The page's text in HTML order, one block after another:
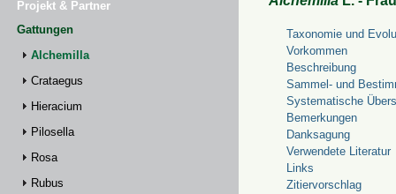
Projekt & Partner
Gattungen
Alchemilla
Crataegus
Hieracium
Pilosella
Rosa
Rubus
Taxonomie und
Vorkommen
Beschreibung
Sammel- und
Systematische
Bemerkungen
Danksagung
Verwendete Literatur
Links
Zitiervorschlag